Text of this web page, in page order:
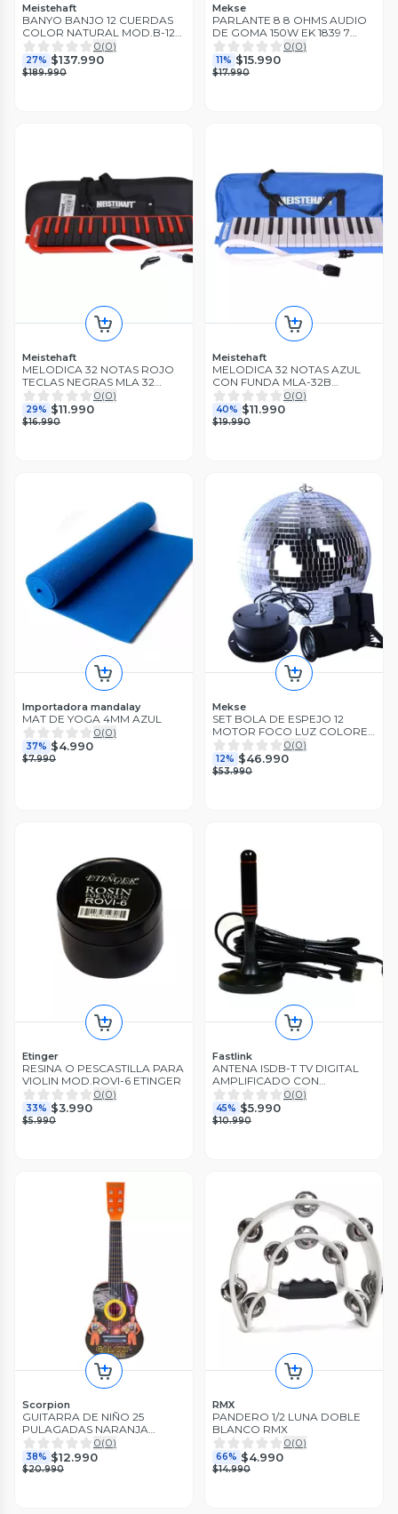
Meistehaft
BANYO BANJO 12 CUERDAS
COLOR NATURAL MOD.B-12C
MEISTEHAFT 0(0)
27% $137.990
$189.990
Mekse
PARLANTE 8 8 OHMS AUDIO
DE GOMA 150W EK 1839 7
MEKSE
0(0)
11% $15.990
$17.990
Meistehaft
MELODICA 32 NOTAS ROJO
TECLAS NEGRAS MLA 32
MEISTEHAFT 0(0)
29% $11.990
$16.990
Meistehaft
MELODICA 32 NOTAS AZUL
CON FUNDA MLA-32B
MEISTEHAFT 0(0)
40% $11.990
$19.990
Importadora mandalay
MAT DE YOGA 4MM AZUL
0(0)
37% $4.990
$7.990
Mekse
SET BOLA DE ESPEJO 12
MOTOR FOCO LUZ COLORES
MEKSE
0(0)
12% $46.990
$53.990
Etinger
RESINA O PESCASTILLA PARA
VIOLIN MOD.ROVI-6 ETINGER
0(0)
33% $3.990
$5.990
Fastlink
ANTENA ISDB-T TV DIGITAL
AMPLIFICADO CON
CONECTOR F MOD.FLT-1KN
FASTLINK
0(0)
45% $5.990
$10.990
Scorpion
GUITARRA DE NIÑO 25
PULAGADAS NARANJA
SCORPION
0(0)
38% $12.990
$20.990
RMX
PANDERO 1/2 LUNA DOBLE
BLANCO RMX
0(0)
66% $4.990
$14.990